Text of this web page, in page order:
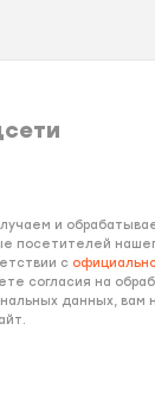
и
посетителей
с
согласия на
данных, вам